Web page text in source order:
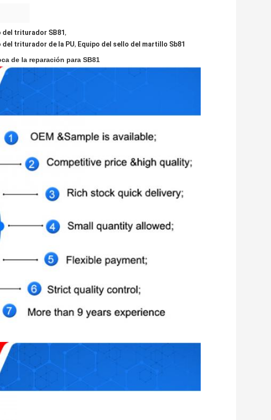
del triturador SB81,
del triturador de la PU, Equipo del sello del martillo Sb81
de la reparación para SB81